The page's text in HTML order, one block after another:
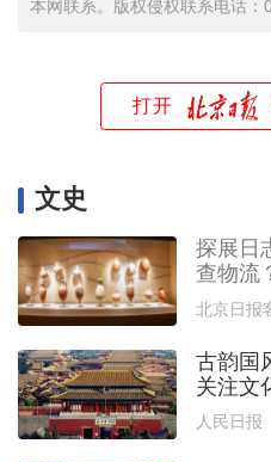
本网联系。版权侵权联系电话：
打开
文史
探展日
查物流
北京日报
古韵国
关注文
人民日报